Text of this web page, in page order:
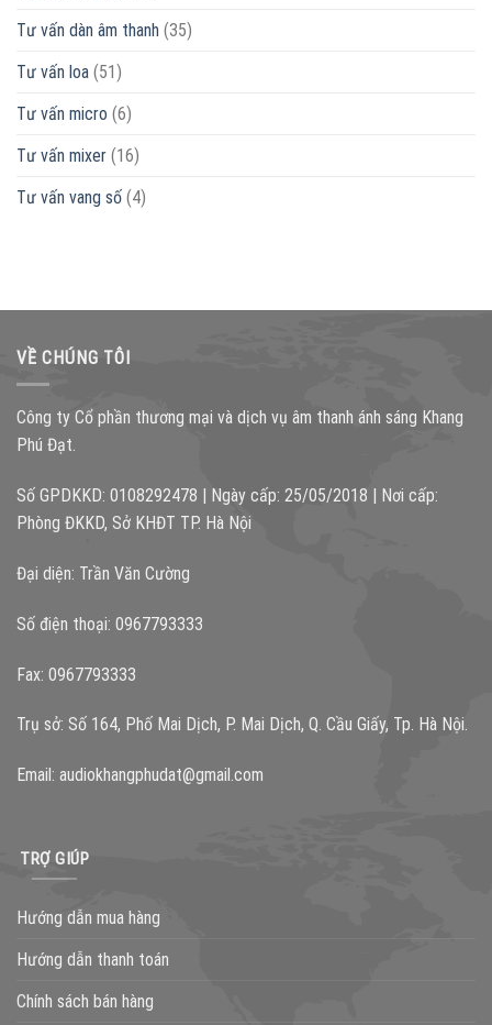
Tư vấn dàn âm thanh (35)
Tư vấn loa (51)
Tư vấn micro (6)
Tư vấn mixer (16)
Tư vấn vang số (4)
VỀ CHÚNG TÔI
Công ty Cổ phần thương mại và dịch vụ âm thanh ánh sáng Khang
Phú Đạt.
Số GPDKKD: 0108292478 | Ngày cấp: 25/05/2018 | Nơi cấp:
Phòng ĐKKD, Sở KHĐT TP. Hà Nội
Đại diện: Trần Văn Cường
Số điện thoại: 0967793333
Fax: 0967793333
Trụ sở: Số 164, Phố Mai Dịch, P. Mai Dịch, Q. Cầu Giấy, Tp. Hà Nội.
Email: audiokhangphudat@gmail.com
TRỢ GIÚP
Hướng dẫn mua hàng
Hướng dẫn thanh toán
Chính sách bán hàng